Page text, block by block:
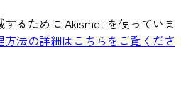
るために Akismet を使っていま
法の詳細はこちらをご覧くださ